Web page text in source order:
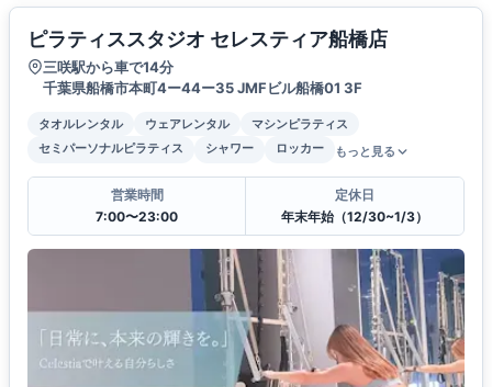
ピラティススタジオ セレスティア船橋店
三咲駅から車で14分
千葉県船橋市本町4ー44ー35 JMFビル船橋01 3F
タオルレンタル ウェアレンタル
マシンピラティス
セミパーソナルピラティス
シャワー ロッカー もっと見る
営業時間
7:00〜23:00
定休日
年末年始（12/30~1/3）